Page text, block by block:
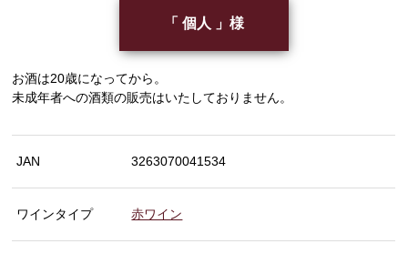
「 個人 」様
お酒は20歳になってから。
未成年者への酒類の販売はいたしておりません。
JAN 3263070041534
ワインタイプ 赤ワイン